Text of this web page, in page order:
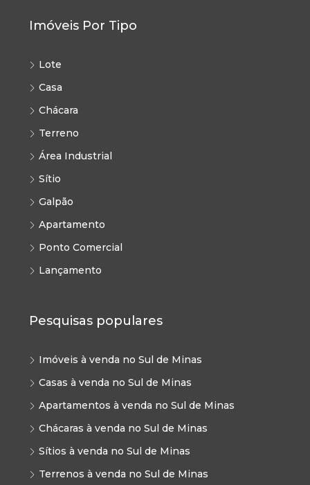
Imóveis Por Tipo
Lote
Casa
Chácara
Terreno
Área Industrial
Sítio
Galpão
Apartamento
Ponto Comercial
Lançamento
Pesquisas populares
Imóveis à venda no Sul de Minas
Casas à venda no Sul de Minas
Apartamentos à venda no Sul de Minas
Chácaras à venda no Sul de Minas
Sítios à venda no Sul de Minas
Terrenos à venda no Sul de Minas